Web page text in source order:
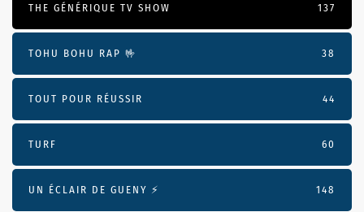
THE GÉNÉRIQUE TV SHOW 137
TOHU BOHU RAP 🤟 38
TOUT POUR RÉUSSIR 44
TURF 60
UN ÉCLAIR DE GUENY ⚡️ 148